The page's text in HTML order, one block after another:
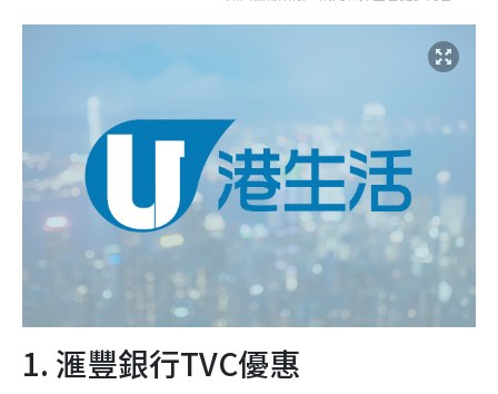
1. 滙豐銀行TVC優惠